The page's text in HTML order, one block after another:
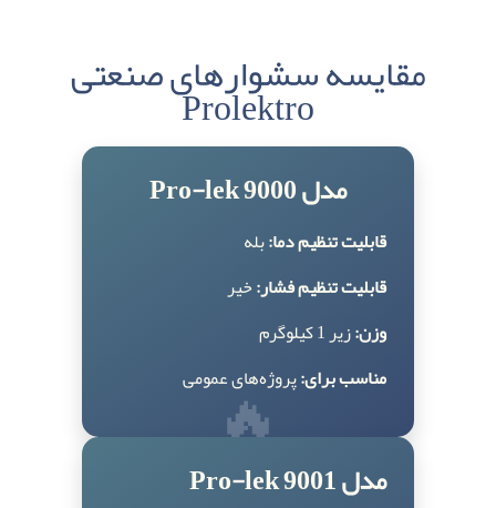
مقایسه سشوارهای صنعتی
Prolektro
مدل Pro-lek 9000
قابلیت تنظیم دما:بله
قابلیت تنظیم فشار:خیر
وزن:زیر 1 کیلوگرم
مناسب برای:پروژه‌های عمومی
🔥 مدل Pro-lek 9001